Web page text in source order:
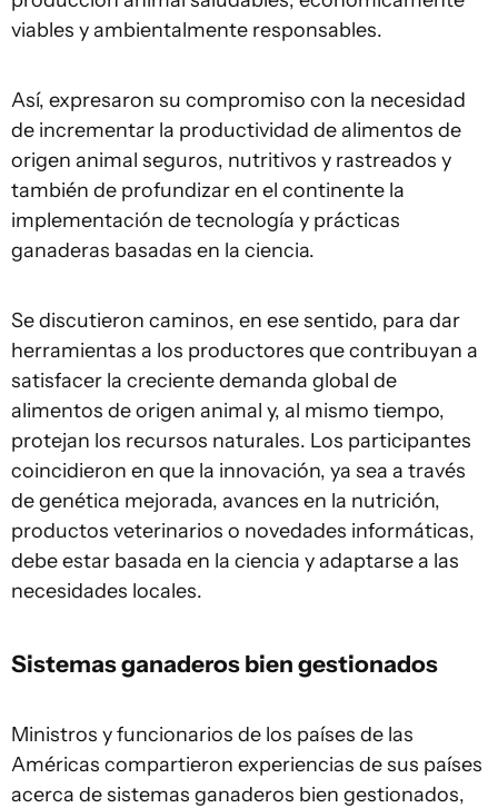
viables y ambientalmente responsables.
Así, expresaron su compromiso con la necesidad
de incrementar la productividad de alimentos de
origen animal seguros, nutritivos y rastreados y
también de profundizar en el continente la
implementación de tecnología y prácticas
ganaderas basadas en la ciencia.
Se discutieron caminos, en ese sentido, para dar
herramientas a los productores que contribuyan a
satisfacer la creciente demanda global de
alimentos de origen animal y, al mismo tiempo,
protejan los recursos naturales. Los participantes
coincidieron en que la innovación, ya sea a través
de genética mejorada, avances en la nutrición,
productos veterinarios o novedades informáticas,
debe estar basada en la ciencia y adaptarse a las
necesidades locales.
Sistemas ganaderos bien gestionados
Ministros y funcionarios de los países de las
Américas compartieron experiencias de sus países
acerca de sistemas ganaderos bien gestionados,